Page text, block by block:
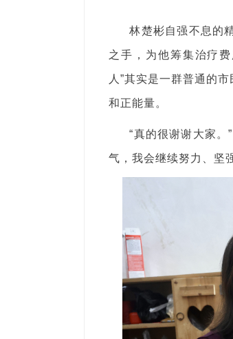
林楚彬自强不息的
之手，为他筹集治疗
人”其实是一群普通的
和正能量。
“真的很谢谢大家
气，我会继续努力、坚